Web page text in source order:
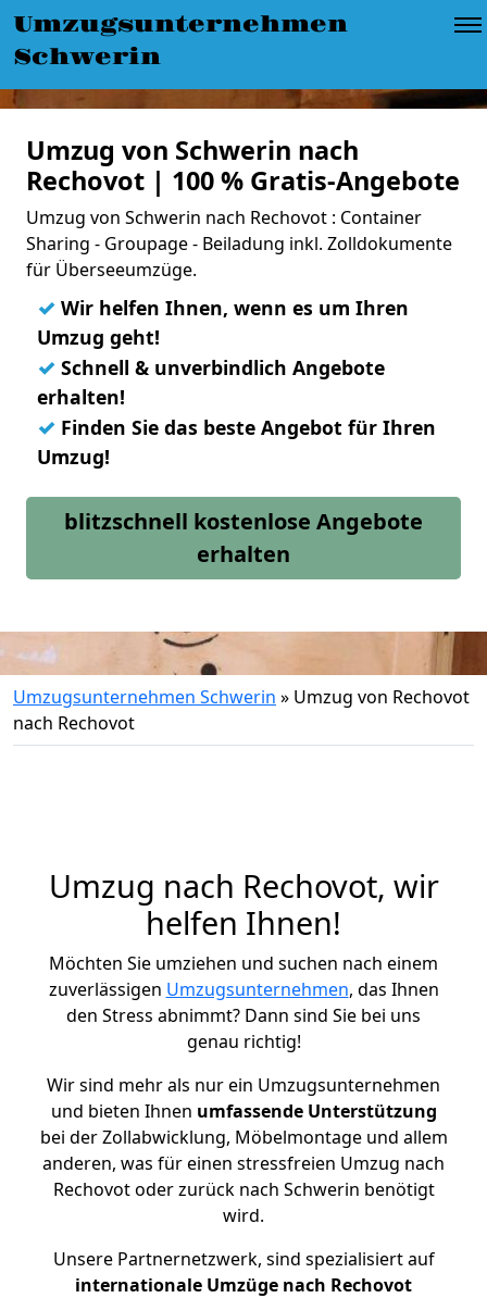
Umzugsunternehmen
Schwerin
Umzug von Schwerin nach
Rechovot | 100 % Gratis-Angebote
Umzug von Schwerin nach Rechovot : Container
Sharing - Groupage - Beiladung inkl. Zolldokumente
für Überseeumzüge.
✓ Wir helfen Ihnen, wenn es um Ihren
Umzug geht!
✓ Schnell & unverbindlich Angebote
erhalten!
✓ Finden Sie das beste Angebot für Ihren
Umzug!
blitzschnell kostenlose Angebote
erhalten
Umzugsunternehmen Schwerin » Umzug von Rechovot
nach Rechovot
Umzug nach Rechovot, wir
helfen Ihnen!
Möchten Sie umziehen und suchen nach einem
zuverlässigen Umzugsunternehmen, das Ihnen
den Stress abnimmt? Dann sind Sie bei uns
genau richtig!
Wir sind mehr als nur ein Umzugsunternehmen
und bieten Ihnen umfassende Unterstützung
bei der Zollabwicklung, Möbelmontage und allem
anderen, was für einen stressfreien Umzug nach
Rechovot oder zurück nach Schwerin benötigt
wird.
Unsere Partnernetzwerk, sind spezialisiert auf
internationale Umzüge nach Rechovot